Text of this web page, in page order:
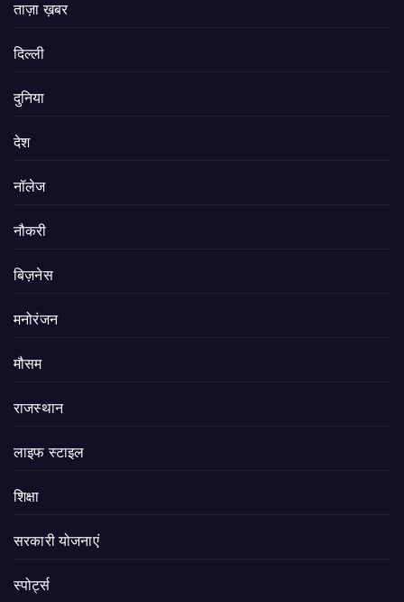
ताज़ा ख़बर
दिल्ली
दुनिया
देश
नॉलेज
नौकरी
बिज़नेस
मनोरंजन
मौसम
राजस्थान
लाइफ स्टाइल
शिक्षा
सरकारी योजनाएं
स्पोर्ट्स